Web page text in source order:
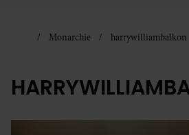
Monarchie harrywilliambalkon